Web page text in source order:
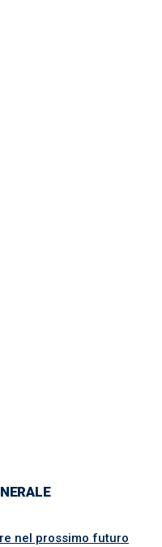
nel prossimo futuro